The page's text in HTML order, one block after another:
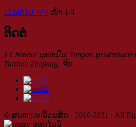
1 234ຕໍ່ໄປ >>> ໜ້າ 1/4
ຕິດຕໍ່
1 Chunhui ຖະ​ຫນົນ​, Yongan ອຸດ​ສາ​ຫະ​ກໍາ​
Taizhou Zhejiang​, ຈີນ​
© ສະຫງວນລິຂະສິດ - 2010-2021 : All